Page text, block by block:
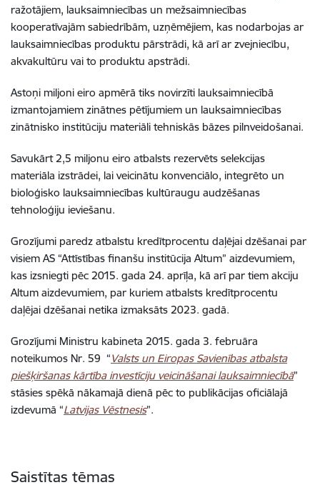
ražotājiem, lauksaimniecības un mežsaimniecības
kooperatīvajām sabiedrībām, uzņēmējiem, kas nodarbojas ar
lauksaimniecības produktu pārstrādi, kā arī ar zvejniecību,
akvakultūru vai to produktu apstrādi.
Astoņi miljoni eiro apmērā tiks novirzīti lauksaimniecībā
izmantojamiem zinātnes pētījumiem un lauksaimniecības
zinātnisko institūciju materiāli tehniskās bāzes pilnveidošanai.
Savukārt 2,5 miljonu eiro atbalsts rezervēts selekcijas
materiāla izstrādei, lai veicinātu konvenciālo, integrēto un
bioloģisko lauksaimniecības kultūraugu audzēšanas
tehnoloģiju ieviešanu.
Grozījumi paredz atbalstu kredītprocentu daļējai dzēšanai par
visiem AS “Attīstības finanšu institūcija Altum” aizdevumiem,
kas izsniegti pēc 2015. gada 24. aprīļa, kā arī par tiem akciju
Altum aizdevumiem, par kuriem atbalsts kredītprocentu
daļējai dzēšanai netika izmaksāts 2023. gadā.
Grozījumi Ministru kabineta 2015. gada 3. februāra
noteikumos Nr. 59 “Valsts un Eiropas Savienības atbalsta
piešķiršanas kārtība investīciju veicināšanai lauksaimniecībā”
stāsies spēkā nākamajā dienā pēc to publikācijas oficiālajā
izdevumā “Latvijas Vēstnesis”.
Saistītas tēmas